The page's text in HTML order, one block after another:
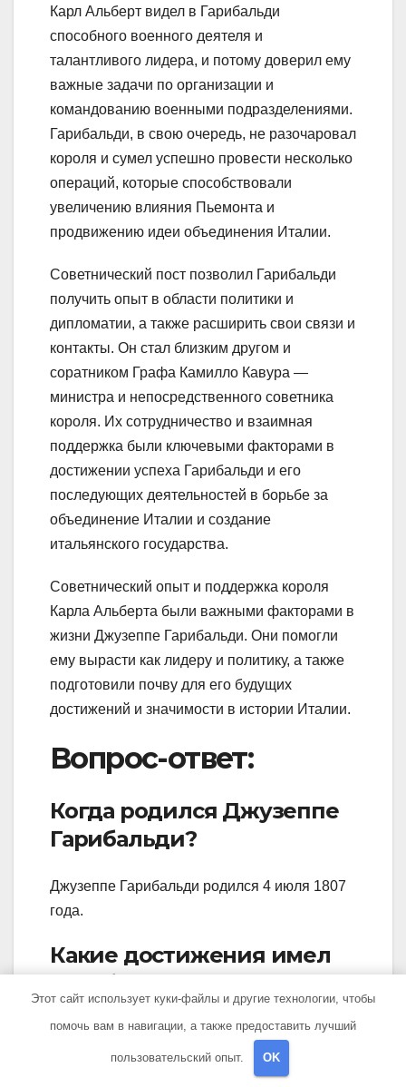
Карл Альберт видел в Гарибальди
способного военного деятеля и
талантливого лидера, и потому доверил ему
важные задачи по организации и
командованию военными подразделениями.
Гарибальди, в свою очередь, не разочаровал
короля и сумел успешно провести несколько
операций, которые способствовали
увеличению влияния Пьемонта и
продвижению идеи объединения Италии.
Советнический пост позволил Гарибальди
получить опыт в области политики и
дипломатии, а также расширить свои связи и
контакты. Он стал близким другом и
соратником Графа Камилло Кавура —
министра и непосредственного советника
короля. Их сотрудничество и взаимная
поддержка были ключевыми факторами в
достижении успеха Гарибальди и его
последующих деятельностей в борьбе за
объединение Италии и создание
итальянского государства.
Советнический опыт и поддержка короля
Карла Альберта были важными факторами в
жизни Джузеппе Гарибальди. Они помогли
ему вырасти как лидеру и политику, а также
подготовили почву для его будущих
достижений и значимости в истории Италии.
Вопрос-ответ:
Когда родился Джузеппе
Гарибальди?
Джузеппе Гарибальди родился 4 июля 1807
года.
Какие достижения имел
Гарибальди?
Гарибальди является одной из важнейших
фигур итальянского возрождения и борцом
за единую Италию. Он был военачальником,
Этот сайт использует куки-файлы и другие технологии, чтобы
помочь вам в навигации, а также предоставить лучший
пользовательский опыт. OK